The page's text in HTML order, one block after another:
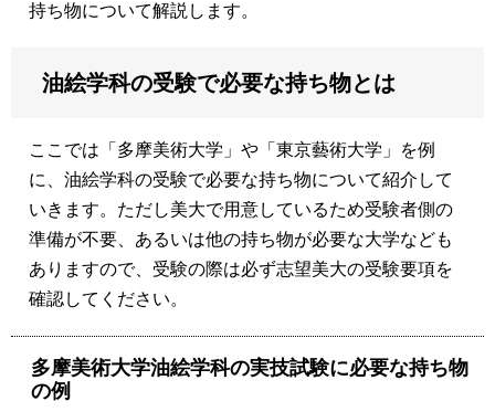
持ち物について解説します。
油絵学科の受験で必要な持ち物とは
ここでは「多摩美術大学」や「東京藝術大学」を例
に、油絵学科の受験で必要な持ち物について紹介して
いきます。ただし美大で用意しているため受験者側の
準備が不要、あるいは他の持ち物が必要な大学なども
ありますので、受験の際は必ず志望美大の受験要項を
確認してください。
多摩美術大学油絵学科の実技試験に必要な持ち物
の例